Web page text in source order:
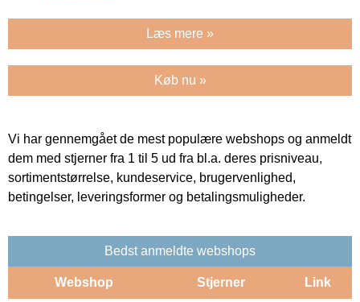
Læs mere »
Køb nu »
Vi har gennemgået de mest populære webshops og anmeldt
dem med stjerner fra 1 til 5 ud fra bl.a. deres prisniveau,
sortimentstørrelse, kundeservice, brugervenlighed,
betingelser, leveringsformer og betalingsmuligheder.
Bedst anmeldte webshops
Webshop Stjerner Link